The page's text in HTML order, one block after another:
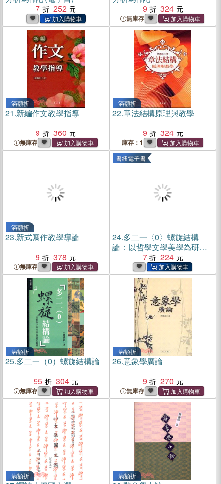
7
252
9
324
無庫存
滿額折
21.新編作文教學指導
9
360
無庫存
滿額折
22.章法結構原理與教學
9
324
庫存：1
滿額折
23.新式寫作教學導論
9
378
無庫存
書紐電子書
24.多二一〈0〉螺旋結構
論：以哲學文學美學為研究
範圍(電子書)
7 224
滿額折
25.多二一（0）螺旋結構論
95
304
無庫存
滿額折
26.意象學廣論
9
270
無庫存
滿額折 滿額折